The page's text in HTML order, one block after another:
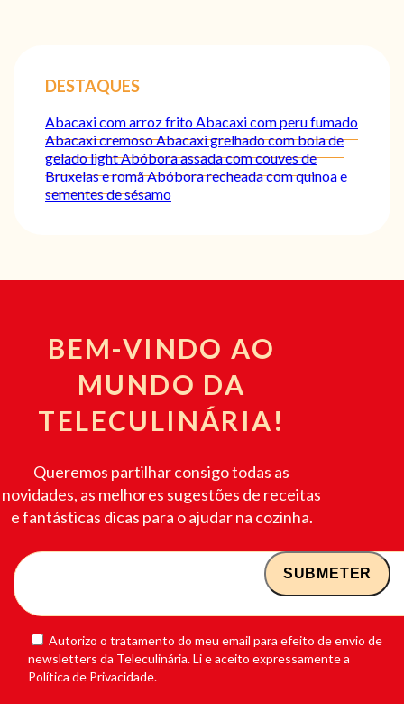
DESTAQUES
Abacaxi com arroz fritoAbacaxi com peru fumado
Abacaxi cremosoAbacaxi grelhado com bola de
gelado lightAbóbora assada com couves de
Bruxelas e romãAbóbora recheada com quinoa e
sementes de sésamo
BEM-VINDO AO
MUNDO DA
TELECULINÁRIA!
Queremos partilhar consigo todas as
novidades, as melhores sugestões de receitas
e fantásticas dicas para o ajudar na cozinha.
Autorizo o tratamento do meu email para efeito de envio de
newsletters da Teleculinária. Li e aceito expressamente a
Política de Privacidade.